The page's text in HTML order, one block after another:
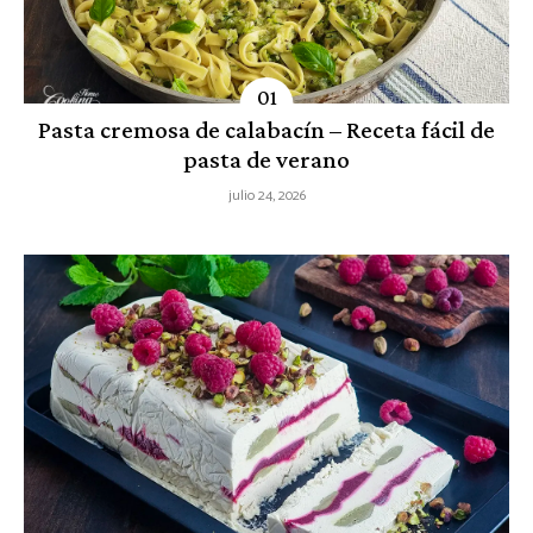
Pasta cremosa de calabacín – Receta fácil de
pasta de verano
julio 24, 2026